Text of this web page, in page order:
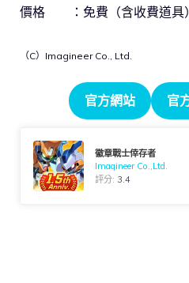
價格 ：免費（含收費道具）
（C）Imagineer Co., Ltd.
官方網站 官
徽章戰士倖存者
Imagineer Co.,Ltd.
評分: 3.4